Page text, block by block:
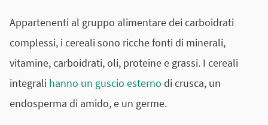
Appartenenti al gruppo alimentare dei carboidrati
complessi, i cereali sono ricche fonti di minerali,
vitamine, carboidrati, oli, proteine e grassi. I cereali
integrali hanno un guscio esterno di crusca, un
endosperma di amido, e un germe.